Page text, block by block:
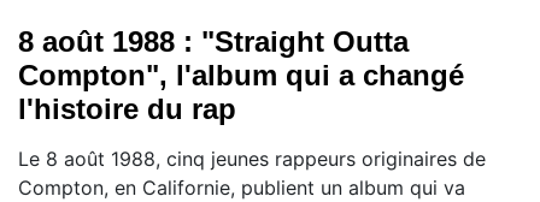
8 août 1988 : "Straight Outta
Compton", l'album qui a changé
l'histoire du rap
Le 8 août 1988, cinq jeunes rappeurs originaires de
Compton, en Californie, publient un album qui va